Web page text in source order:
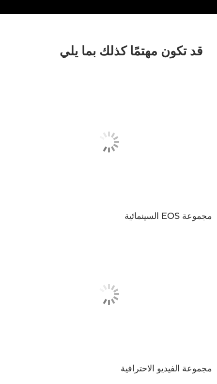
قد تكون مهتمًا كذلك بما يلي
مجموعة EOS السينمائية
مجموعة الفيديو الاحترافية